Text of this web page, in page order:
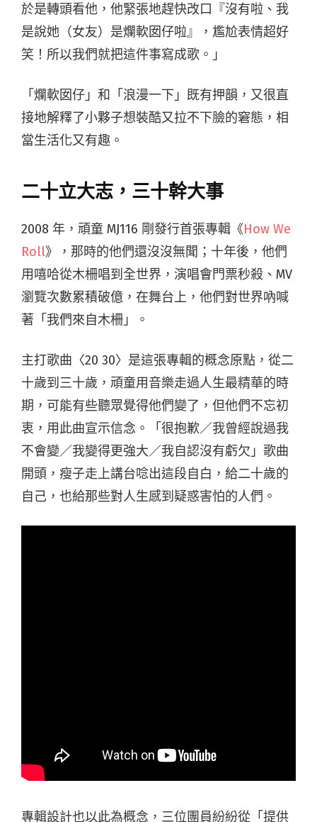
於是轉頭看他，他緊張地趕快改口『沒有啦、我
是說她（女友）是爛軟囡仔啦』，尷尬表情超好
笑！所以我們就把這件事寫成歌。」
「爛軟囡仔」和「浪漫一下」既有押韻，又很直
接地解釋了小夥子想裝酷又拉不下臉的窘態，相
當生活化又有趣。
二十立大志，三十幹大事
2008 年，頑童 MJ116 剛發行首張專輯《How We
Roll》，那時的他們還沒沒無聞；十年後，他們
用嘻哈從木柵唱到全世界，演唱會門票秒殺、MV
瀏覽次數累積破億，在舞台上，他們對世界吶喊
著「我們來自木柵」。
主打歌曲〈20 30〉是這張專輯的概念原點，從二
十歲到三十歲，頑童用音樂走過人生最精華的時
期，可能有些聽眾覺得他們變了，但他們不忘初
衷，用此曲宣示信念。「很抱歉／我曾經說過我
不會變／我變得更強大／我自認沒有虧欠」歌曲
開頭，瘦子走上講台唸出這段自白，給二十歲的
自己，也給那些對人生感到疑惑害怕的人們。
專輯設計也以此為概念，三位團員紛紛從「提供